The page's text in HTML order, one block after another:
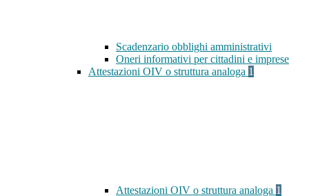
Scadenzario obblighi amministrativi
Oneri informativi per cittadini e imprese
Attestazioni OIV o struttura analoga 1
Attestazioni OIV o struttura analoga 1